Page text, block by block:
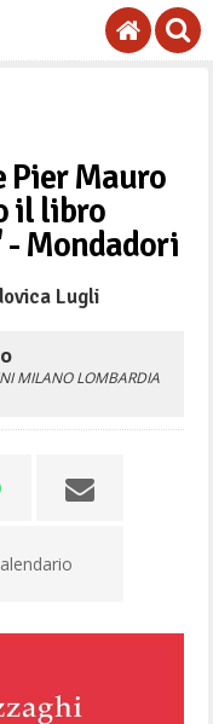
Pier Mauro
il libro
Mondadori
Lugli
MILANO LOMBARDIA